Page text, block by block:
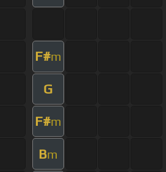
F#m
G
F#m
Bm